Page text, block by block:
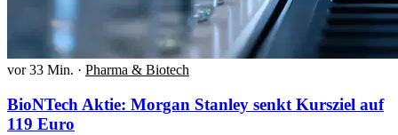
vor 33 Min. · Pharma & Biotech
BioNTech Aktie: Morgan Stanley senkt Kursziel auf
119 Euro